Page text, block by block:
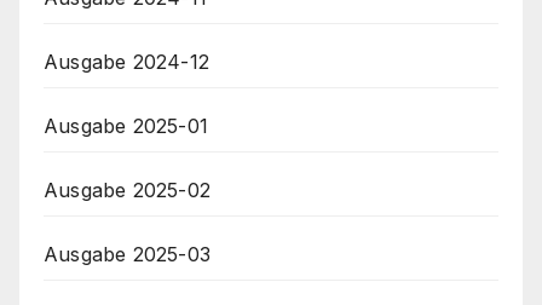
Ausgabe 2024-12
Ausgabe 2025-01
Ausgabe 2025-02
Ausgabe 2025-03